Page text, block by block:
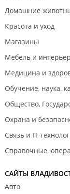
Домашние
Красота и уход
Магазины
Мебель и интерьер
Медицина и
Обучение, наука,
Общество,
Охрана и
Связь и IT
Справочные,
САЙТЫ
Авто